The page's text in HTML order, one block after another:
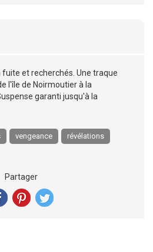
et recherchés. Une traque
l'île de Noirmoutier à la
garanti jusqu'à la
vengeance révélations
Partager